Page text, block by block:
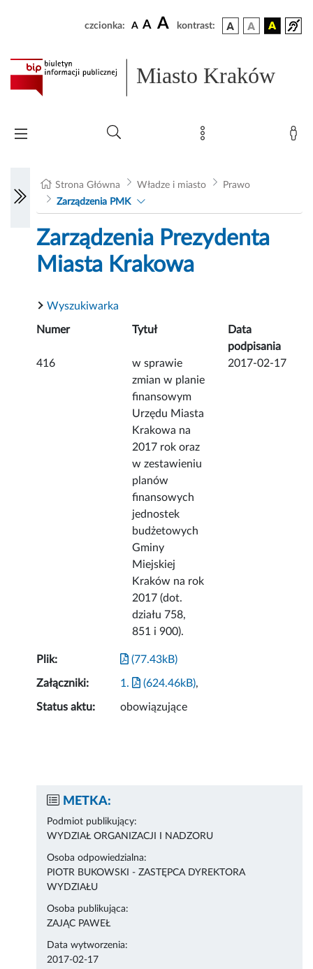
czcionka: A A A kontrast:
Miasto Kraków
Strona Główna Władze i miasto
Prawo
Zarządzenia PMK
Zarządzenia Prezydenta
Miasta Krakowa
Wyszukiwarka
Numer Tytuł
Data
podpisania
416
w sprawie
zmian w planie
finansowym
Urzędu Miasta
Krakowa na
2017 rok oraz
w zestawieniu
planów
finansowych
jednostek
budżetowych
Gminy
Miejskiej
Kraków na rok
2017 (dot.
działu 758,
851 i 900).
2017-02-17
Plik: (77.43kB)
Załączniki: 1. (624.46kB),
Status aktu: obowiązujące
METKA:
Podmiot publikujący:
WYDZIAŁ ORGANIZACJI I NADZORU
Osoba odpowiedzialna:
PIOTR BUKOWSKI - ZASTĘPCA DYREKTORA
WYDZIAŁU
Osoba publikująca:
ZAJĄC PAWEŁ
Data wytworzenia:
2017-02-17